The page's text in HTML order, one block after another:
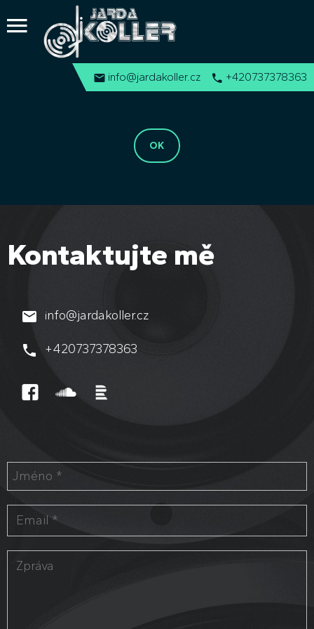
info@jardakoller.cz +420737378363
Kontaktujte mě
info@jardakoller.cz
+420737378363